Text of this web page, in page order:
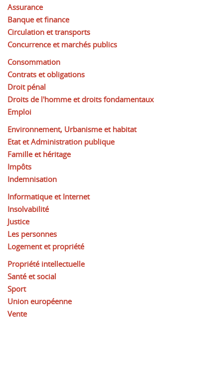
Assurance
Banque et finance
Circulation et transports
Concurrence et marchés publics
Consommation
Contrats et obligations
Droit pénal
Droits de l'homme et droits fondamentaux
Emploi
Environnement, Urbanisme et habitat
Etat et Administration publique
Famille et héritage
Impôts
Indemnisation
Informatique et Internet
Insolvabilité
Justice
Les personnes
Logement et propriété
Propriété intellectuelle
Santé et social
Sport
Union européenne
Vente